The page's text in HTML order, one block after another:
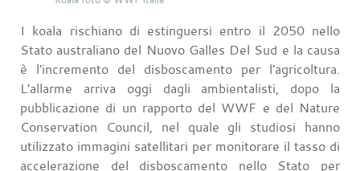
I koala rischiano di estinguersi entro il 2050 nello
Stato australiano del Nuovo Galles Del Sud e la causa
è l'incremento del disboscamento per l'agricoltura.
L'allarme arriva oggi dagli ambientalisti, dopo la
pubblicazione di un rapporto del WWF e del Nature
Conservation Council, nel quale gli studiosi hanno
utilizzato immagini satellitari per monitorare il tasso di
accelerazione del disboscamento nello Stato per